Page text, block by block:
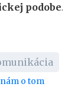
podobe.
o tom